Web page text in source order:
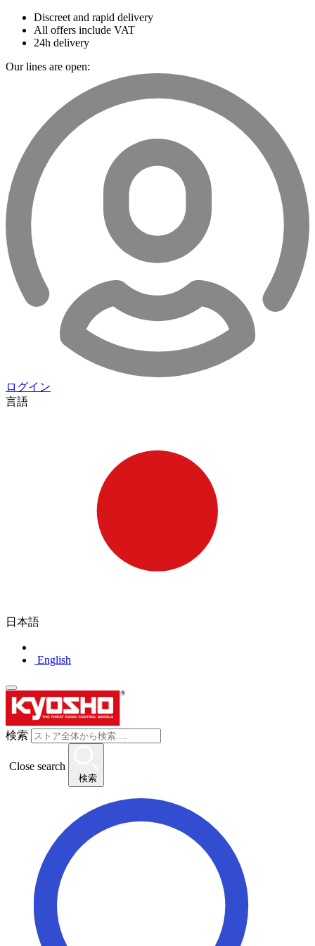
Discreet and rapid delivery
All offers include VAT
24h delivery
Our lines are open:
ログイン
言語
日本語
English
検索
Close search
検索